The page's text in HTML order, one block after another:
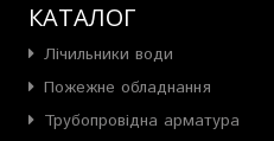
КАТАЛОГ
Лічильники води
Пожежне обладнання
Трубопровідна арматура